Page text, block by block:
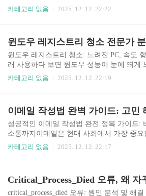
중 하나입니다. "Interrupt Request Level..
간식 하나가 우리의 건강을 해칠 수도 있다
요?우리가 섭취하는 음식은 곧 우리 몸을 구
특히 간식은 식사 사이에 섭취하는 만큼, 혈
리고 전반적인 건강에 큰 영향을 미칩니다.
도한 칼로리 섭취, 혈당 스파이크, 소화 불
으로 건강을 해칠 수 있습니다. 따라서 건강
카테고리 없음 2025. 12. 12. 22:22
윈도우 레지스트리 청소: 느려진 PC, 속도
래 사용하다 보면 윈도우 성능이 눈에 띄게
됩니다. 이럴 때 많은 분들이 포맷을 고려하
도우 레지스트리에 대한 관련 정보와 함께,
가 왜 필요한지, 어떻게 안전하게 진행할 수
과 자세한 가이드를 제공해 드리겠습니다.
엇일까요?윈도우 레지스트리는 윈도우 운
로그램의 설정, 하드웨어 정보, 사용자 프로
카테고리 없음 2025. 12. 12. 22:19
성공적인 이메일 작성법 완전 정복 가이드:
소통까지이메일은 현대 사회에서 가장 중
니다. 업무적인 협업부터 개인적인 안부 인
정보를 놓치게 만들 수 있기 때문입니다. 이
메일 작성법에 대한 모든 것을 알아보고, 다
카테고리 없음 2025. 12. 12. 22:17
critical_process_died 오류: 원인 분석 및 해결